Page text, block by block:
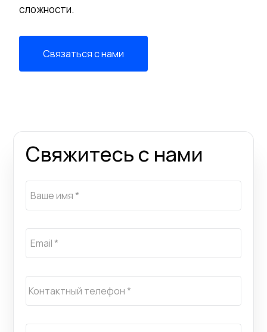
сложности.
Связаться с нами
Свяжитесь с нами